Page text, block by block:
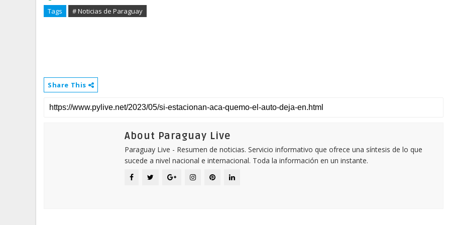
Tags # Noticias de Paraguay
Share This
About Paraguay Live
Paraguay Live - Resumen de noticias. Servicio informativo que ofrece una síntesis de lo que
sucede a nivel nacional e internacional. Toda la información en un instante.